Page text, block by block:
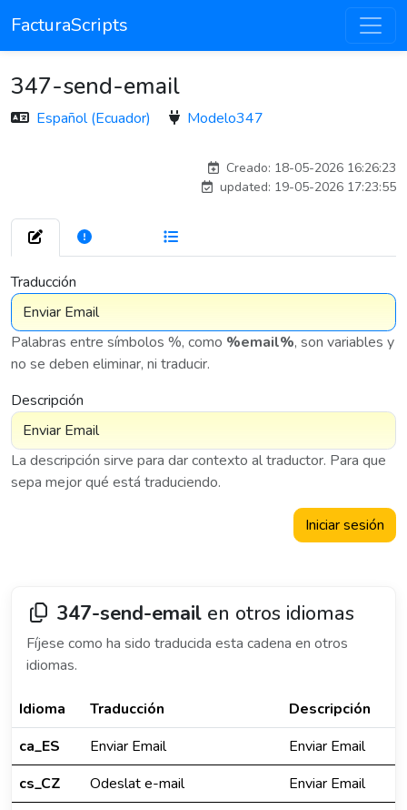
FacturaScripts
347-send-email
Español (Ecuador) Modelo347
Creado: 18-05-2026 16:26:23
updated: 19-05-2026 17:23:55
Traducción
Palabras entre símbolos %, como %email%, son variables y
no se deben eliminar, ni traducir.
Descripción
La descripción sirve para dar contexto al traductor. Para que
sepa mejor qué está traduciendo.
Iniciar sesión
347-send-email en otros idiomas
Fíjese como ha sido traducida esta cadena en otros
idiomas.
Idioma Traducción
Descripción
ca_ES
Enviar Email
Enviar Email
cs_CZ
Odeslat e-mail
Enviar Email